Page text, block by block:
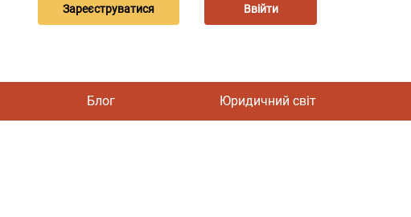
Зареєструватися Ввійти
Блог Юридичний світ